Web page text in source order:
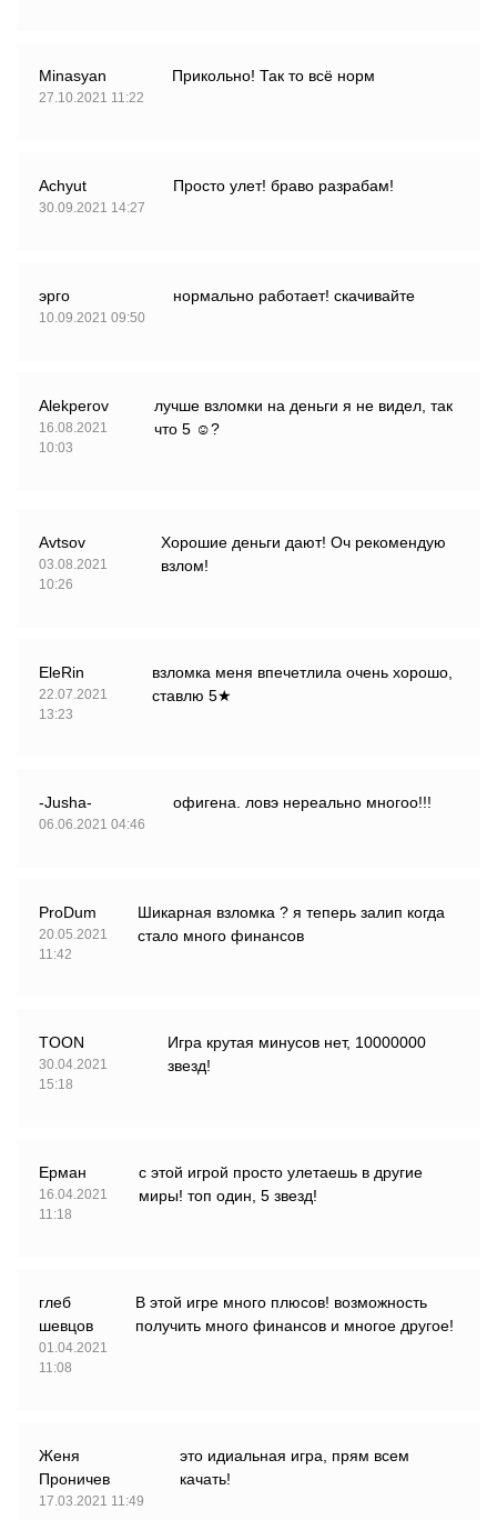
Minasyan
27.10.2021 11:22
Прикольно! Так то всё норм
Achyut
30.09.2021 14:27
Просто улет! браво разрабам!
эрго
10.09.2021 09:50
нормально работает! скачивайте
Alekperov
16.08.2021
10:03
лучше взломки на деньги я не видел, так
что 5 ☺?
Avtsov
03.08.2021
10:26
Хорошие деньги дают! Оч рекомендую
взлом!
EleRin
22.07.2021
13:23
взломка меня впечетлила очень хорошо,
ставлю 5★
-Jusha-
06.06.2021 04:46
офигена. ловэ нереально многоо!!!
ProDum
20.05.2021
11:42
Шикарная взломка ? я теперь залип когда
стало много финансов
TOON
30.04.2021
15:18
Игра крутая минусов нет, 10000000
звезд!
Ерман
16.04.2021
11:18
с этой игрой просто улетаешь в другие
миры! топ один, 5 звезд!
глеб
шевцов
01.04.2021
11:08
В этой игре много плюсов! возможность
получить много финансов и многое другое!
Женя
Проничев
17.03.2021 11:49
это идиальная игра, прям всем
качать!